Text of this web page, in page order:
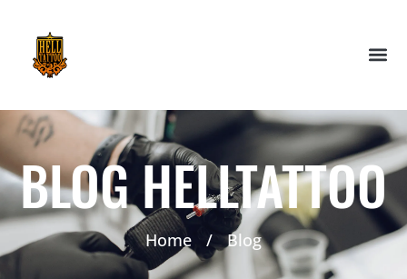
BLOG HELLTATTOO
Home / Blog